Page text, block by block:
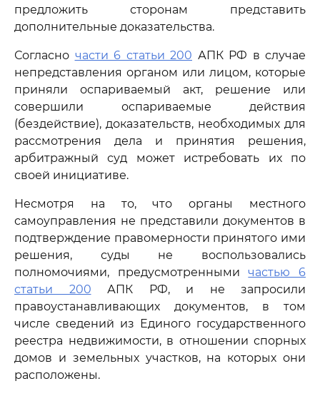
предложить сторонам представить
дополнительные доказательства.
Согласно части 6 статьи 200 АПК РФ в случае
непредставления органом или лицом, которые
приняли оспариваемый акт, решение или
совершили оспариваемые действия
(бездействие), доказательств, необходимых для
рассмотрения дела и принятия решения,
арбитражный суд может истребовать их по
своей инициативе.
Несмотря на то, что органы местного
самоуправления не представили документов в
подтверждение правомерности принятого ими
решения, суды не воспользовались
полномочиями, предусмотреннымичастью 6
статьи 200 АПК РФ, и не запросили
правоустанавливающих документов, в том
числе сведений из Единого государственного
реестра недвижимости, в отношении спорных
домов и земельных участков, на которых они
расположены.